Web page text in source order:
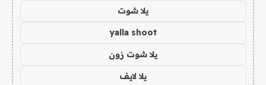
يلا شوت
yalla shoot
يلا شوت زون
يلا لايف